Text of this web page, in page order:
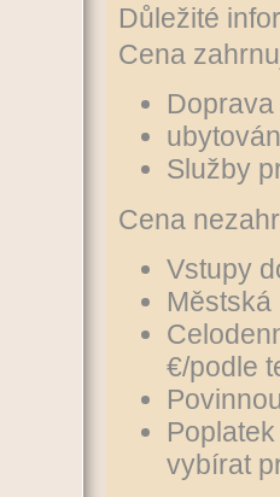
Důležité
Cena
Služby
Cena
Vstupy
€/podle
vybírat